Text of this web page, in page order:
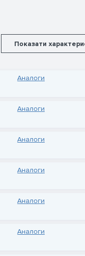
Показати
Аналоги
Аналоги
Аналоги
Аналоги
Аналоги
Аналоги